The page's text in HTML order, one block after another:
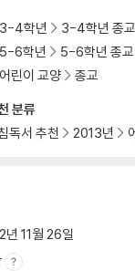
분류
독서 추천 2013년
3-4학년
3-4학년 종교
5-6학년
5-6학년 종교
어린이 교양 종교
년 11월 26일